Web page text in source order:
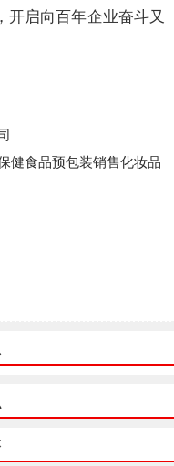
开启向百年企业奋斗又
健食品预包装销售化妆品